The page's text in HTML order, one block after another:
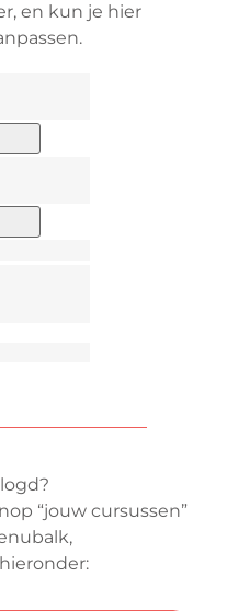
en kun je hier
“jouw cursussen”